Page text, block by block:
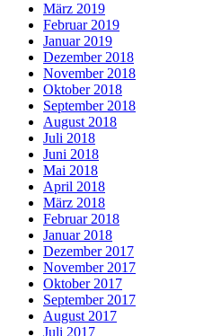
März 2019
Februar 2019
Januar 2019
Dezember 2018
November 2018
Oktober 2018
September 2018
August 2018
Juli 2018
Juni 2018
Mai 2018
April 2018
März 2018
Februar 2018
Januar 2018
Dezember 2017
November 2017
Oktober 2017
September 2017
August 2017
Juli 2017